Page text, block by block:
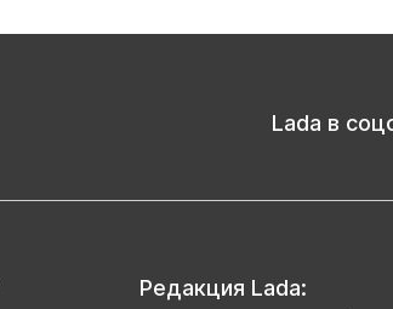
Lada в
Редакция Lada: